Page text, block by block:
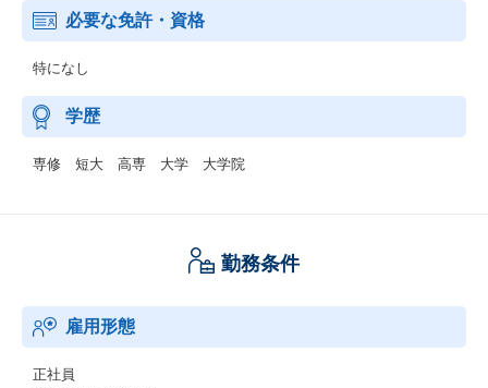
必要な免許・資格
特になし
学歴
専修 短大 高専 大学 大学院
勤務条件
雇用形態
正社員